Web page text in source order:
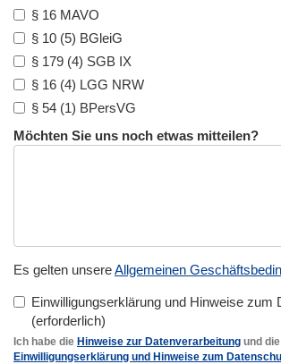
§ 16 MAVO
§ 10 (5) BGleiG
§ 179 (4) SGB IX
§ 16 (4) LGG NRW
§ 54 (1) BPersVG
Möchten Sie uns noch etwas mitteilen?
Es gelten unsereAllgemeinen
Einwilligungserklärung und Hinweise zum
Ich habe die Hinweise zur Datenverarbeitung und die
Einwilligungserklärung und Hinweise zum